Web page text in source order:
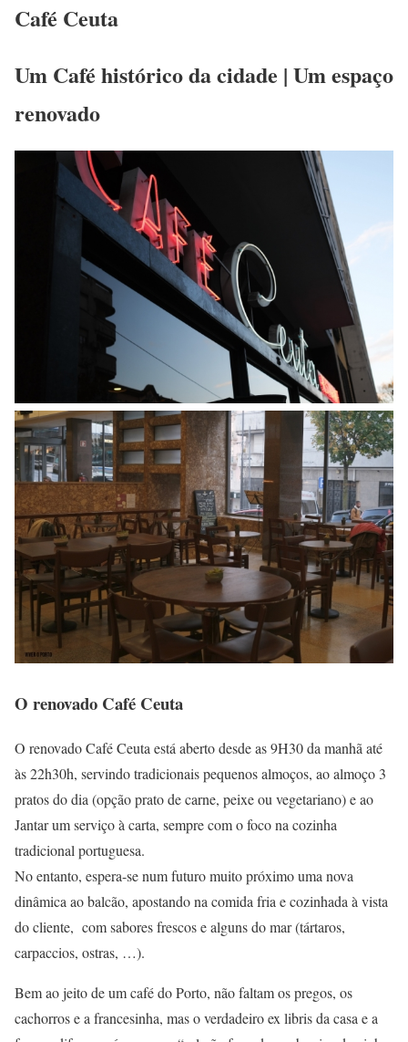
Café Ceuta
Um Café histórico da cidade | Um espaço
renovado
O renovado Café Ceuta
O renovado Café Ceuta está aberto desde as 9H30 da manhã até
às 22h30h, servindo tradicionais pequenos almoços, ao almoço 3
pratos do dia (opção prato de carne, peixe ou vegetariano) e ao
Jantar um serviço à carta, sempre com o foco na cozinha
tradicional portuguesa.
No entanto, espera-se num futuro muito próximo uma nova
dinâmica ao balcão, apostando na comida fria e cozinhada à vista
do cliente, com sabores frescos e alguns do mar (tártaros,
carpaccios, ostras, …).
Bem ao jeito de um café do Porto, não faltam os pregos, os
cachorros e a francesinha, mas o verdadeiro ex libris da casa e a